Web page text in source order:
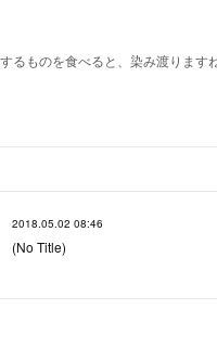
ものを食べると、染み渡りますね
2018.05.02 08:46
(No Title)